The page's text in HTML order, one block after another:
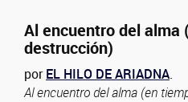
Al encuentro del alma
destrucción)
porEL HILO DE ARIADNA.
Al encuentro del alma (en